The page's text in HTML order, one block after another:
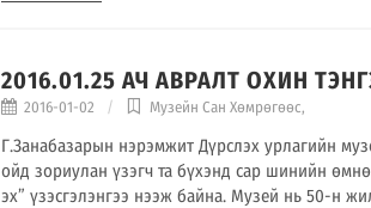
2016.01.25 АЧ АВРАЛТ ОХИН
2016-01-02 Музейн Сан Хөмрөгөөс,
Г.Занабазарын нэрэмжит Дүрслэх урлагийн
ойд зориулан үзэгч та бүхэнд сар шинийн
эх” үзэсгэлэнгээ нээж байна. Музей нь 50-н